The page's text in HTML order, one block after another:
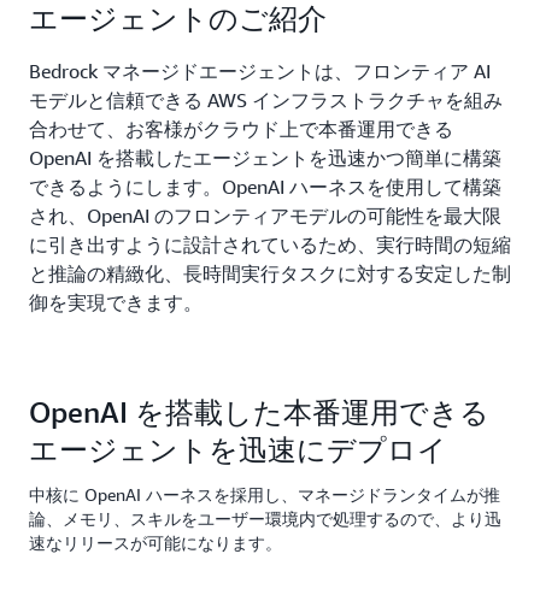
エージェントのご紹介
Bedrock マネージドエージェントは、フロンティア AI
モデルと信頼できる AWS インフラストラクチャを組み
合わせて、お客様がクラウド上で本番運用できる
OpenAI を搭載したエージェントを迅速かつ簡単に構築
できるようにします。OpenAI ハーネスを使用して構築
され、OpenAI のフロンティアモデルの可能性を最大限
に引き出すように設計されているため、実行時間の短縮
と推論の精緻化、長時間実行タスクに対する安定した制
御を実現できます。
OpenAI を搭載した本番運用できる
エージェントを迅速にデプロイ
中核に OpenAI ハーネスを採用し、マネージドランタイムが推
論、メモリ、スキルをユーザー環境内で処理するので、より迅
速なリリースが可能になります。